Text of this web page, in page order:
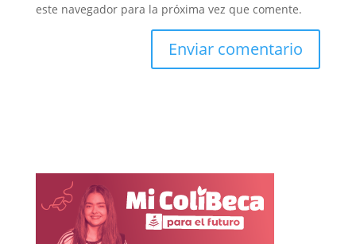
este navegador para la próxima vez que comente.